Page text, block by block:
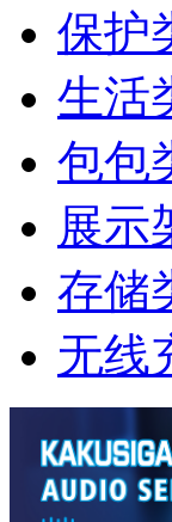
保护
生活
包包
展示
存储
无线